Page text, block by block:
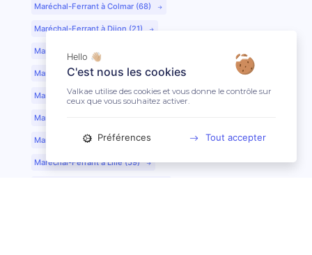
Maréchal-Ferrant à Colmar (68)
Maréchal-Ferrant à Dijon (21)
Maréchal-Ferrant à Evreux (27)
Maréchal-Ferrant à Fontainebleau (77)
Maréchal-Ferrant à Grenoble (38)
Maréchal-Ferrant à Guéret (23)
Maréchal-Ferrant au Mans (72)
Maréchal-Ferrant à Lille (59)
Hello 👋🏼
C'est nous les cookies
Valkae utilise des cookies et vous donne le contrôle sur
ceux que vous souhaitez activer.
Préférences Tout accepter